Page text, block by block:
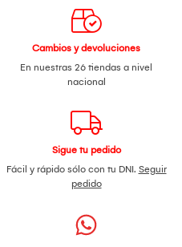
Cambios y devoluciones
En nuestras 26 tiendas a nivel
nacional
Sigue tu pedido
Fácil y rápido sólo con tu DNI. Seguir
pedido